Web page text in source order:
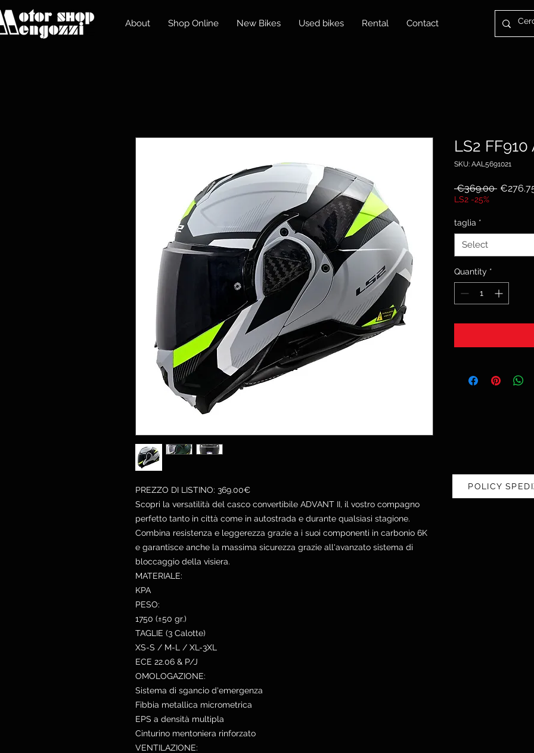
About Shop Online New Bikes Used bikes Rental Contact
PREZZO DI LISTINO: 369.00€
Scopri la versatilità del casco convertibile ADVANT II, il vostro compagno
perfetto tanto in città come in autostrada e durante qualsiasi stagione.
Combina resistenza e leggerezza grazie a i suoi componenti in carbonio 6K
e garantisce anche la massima sicurezza grazie all'avanzato sistema di
bloccaggio della visiera.
MATERIALE:
KPA
PESO:
1750 (±50 gr.)
TAGLIE (3 Calotte)
XS-S / M-L / XL-3XL
ECE 22.06 & P/J
OMOLOGAZIONE:
Sistema di sgancio d'emergenza
Fibbia metallica micrometrica
EPS a densità multipla
Cinturino mentoniera rinforzato
VENTILAZIONE:
LS2 FF910
SKU: AAL5691021
€369.00 Regular
LS2 -25%
taglia *
Select
Quantity *
POLICY